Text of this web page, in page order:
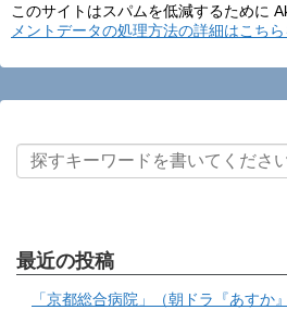
このサイトはスパムを低減するために
メントデータの処理方法の詳細はこち
最近の投稿
「京都総合病院」（朝ドラ『あすか』